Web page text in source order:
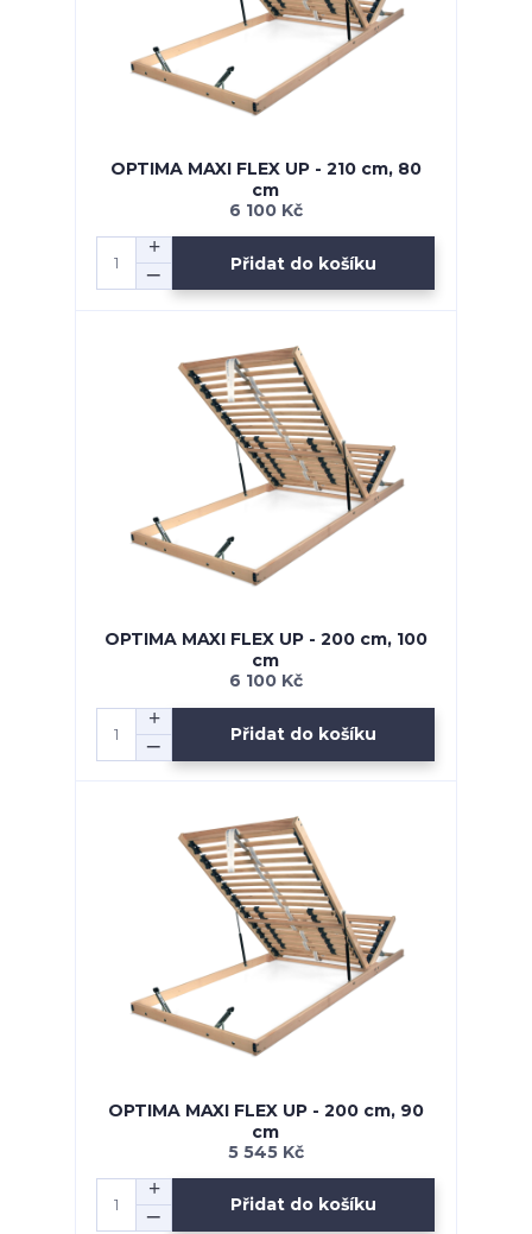
OPTIMA MAXI FLEX UP - 210 cm, 80
cm
6 100 Kč
Přidat do košíku
OPTIMA MAXI FLEX UP - 200 cm, 100
cm
6 100 Kč
Přidat do košíku
OPTIMA MAXI FLEX UP - 200 cm, 90
cm
5 545 Kč
Přidat do košíku